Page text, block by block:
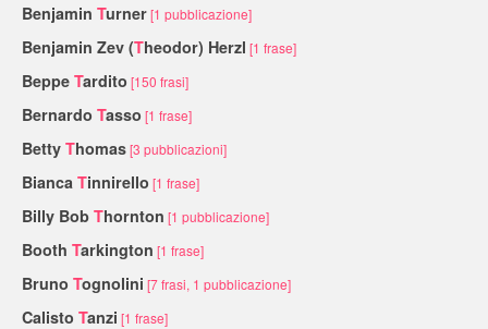
Benjamin Turner[1 pubblicazione]
Benjamin Zev (Theodor) Herzl [1 frase]
Beppe Tardito [150 frasi]
Bernardo Tasso [1 frase]
Betty Thomas[3 pubblicazioni]
Bianca Tinnirello [1 frase]
Billy Bob Thornton [1 pubblicazione]
Booth Tarkington [1 frase]
Bruno Tognolini [7 frasi, 1 pubblicazione]
Calisto Tanzi [1 frase]